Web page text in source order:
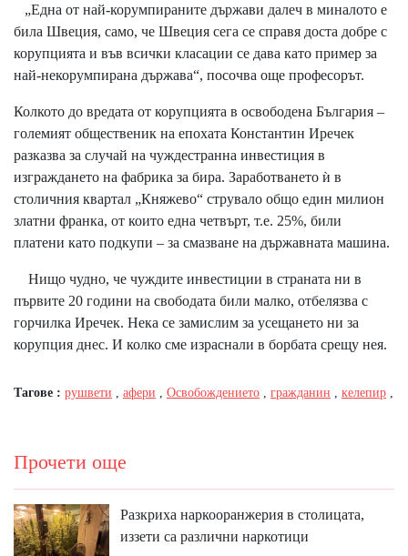
„Една от най-корумпираните държави далеч в миналото е
била Швеция, само, че Швеция сега се справя доста добре с
корупцията и във всички класации се дава като пример за
най-некорумпирана държава“, посочва още професорът.
Колкото до вредата от корупцията в освободена България –
големият общественик на епохата Константин Иречек
разказва за случай на чуждестранна инвестиция в
изграждането на фабрика за бира. Заработването ѝ в
столичния квартал „Княжево“ струвало общо един милион
златни франка, от които една четвърт, т.е. 25%, били
платени като подкупи – за смазване на държавната машина.
Нищо чудно, че чуждите инвестиции в страната ни в
първите 20 години на свободата били малко, отбелязва с
горчилка Иречек. Нека се замислим за усещането ни за
корупция днес. И колко сме израснали в борбата срещу нея.
Тагове : рушвети афери Освобождението гражданин келепир
Прочети още
Разкриха наркооранжерия в столицата,
иззети са различни наркотици